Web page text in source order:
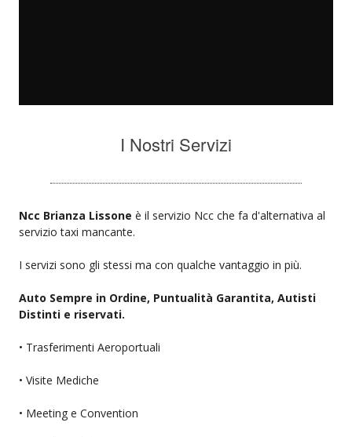
I Nostri Servizi
Ncc Brianza Lissone è il servizio Ncc che fa d'alternativa al
servizio taxi mancante.
I servizi sono gli stessi ma con qualche vantaggio in più.
Auto Sempre in Ordine, Puntualità Garantita, Autisti
Distinti e riservati.
• Trasferimenti Aeroportuali
• Visite Mediche
• Meeting e Convention